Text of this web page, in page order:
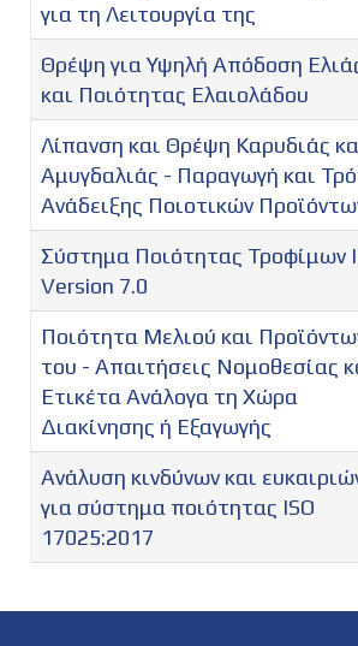
για τη Λειτουργία της
Θρέψη για Υψηλή Απόδοση
και Ποιότητας Ελαιολάδου
Λίπανση και Θρέψη Καρυδιάς
Αμυγδαλιάς - Παραγωγή και
Ανάδειξης Ποιοτικών
Σύστημα Ποιότητας Τροφίμων
Version 7.0
Ποιότητα Μελιού και
του - Απαιτήσεις Νομοθεσίας
Ετικέτα Ανάλογα τη Χώρα
Διακίνησης ή Εξαγωγής
Ανάλυση κινδύνων και
για σύστημα ποιότητας ISO
17025:2017